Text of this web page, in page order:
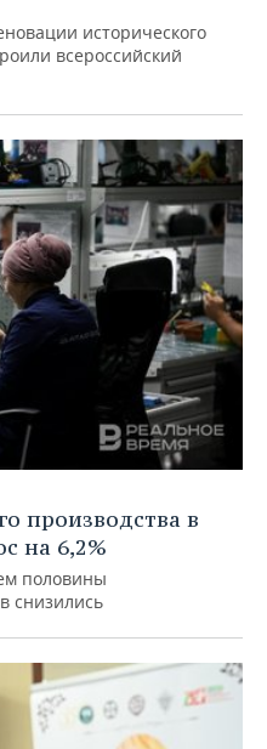
исторического
всероссийский
производства в
на 6,2%
половины
снизились